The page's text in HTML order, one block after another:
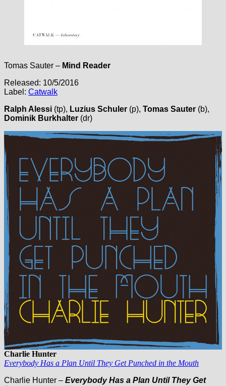
Tomas Sauter – Mind Reader
Released: 10/5/2016
Label: Catwalk
Ralph Alessi (tp), Luzius Schuler (p), Tomas Sauter (b),
Dominik Burkhalter (dr)
Charlie Hunter
Everybody Has a Plan Until They Get Punched in the Mouth
Charlie Hunter – Everybody Has a Plan Until They Get